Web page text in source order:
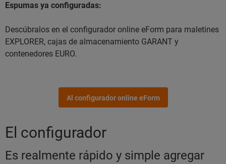
Espumas ya configuradas:
Descúbralos en el configurador online eForm para maletines
EXPLORER, cajas de almacenamiento GARANT y
contenedores EURO.
Al configurador online eForm
El configurador
Es realmente rápido y simple agregar